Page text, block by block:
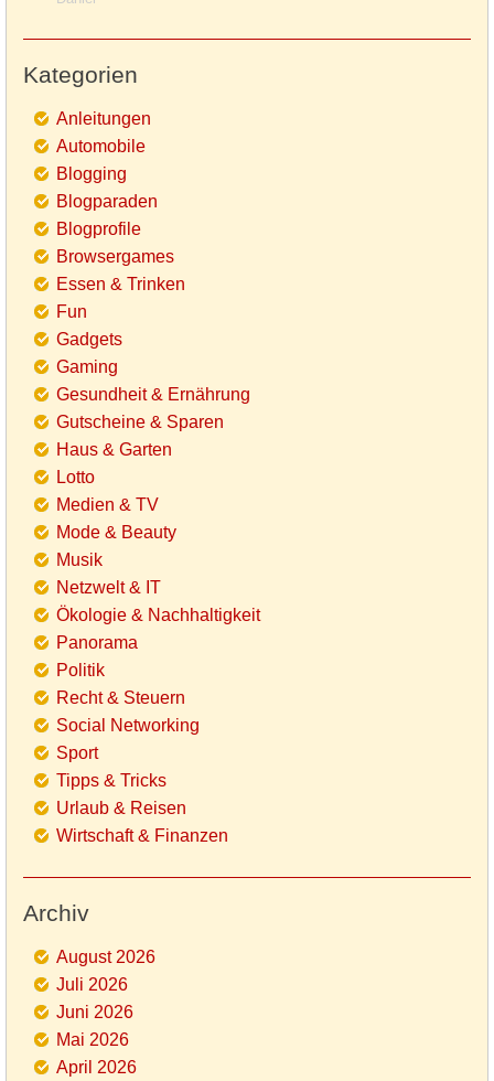
Kategorien
Anleitungen
Automobile
Blogging
Blogparaden
Blogprofile
Browsergames
Essen & Trinken
Fun
Gadgets
Gaming
Gesundheit & Ernährung
Gutscheine & Sparen
Haus & Garten
Lotto
Medien & TV
Mode & Beauty
Musik
Netzwelt & IT
Ökologie & Nachhaltigkeit
Panorama
Politik
Recht & Steuern
Social Networking
Sport
Tipps & Tricks
Urlaub & Reisen
Wirtschaft & Finanzen
Archiv
August 2026
Juli 2026
Juni 2026
Mai 2026
April 2026